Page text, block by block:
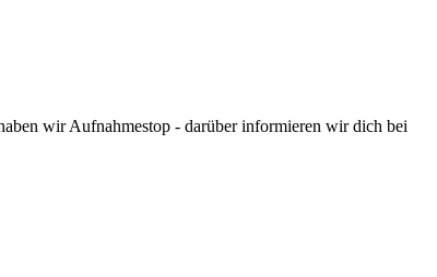
wir Aufnahmestop - darüber informieren wir dich bei